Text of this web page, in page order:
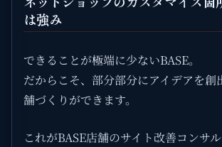
は強み
できることが極端に少ないBASE。
だからこそ、部分部分にアイデアを創
舗づくりができます。
これがBASE店舗のサイト改善コンサ